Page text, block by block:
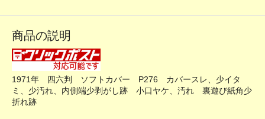
商品の説明
1971年 四六判 ソフトカバー P276 カバースレ、少イタ
ミ、少汚れ、内側端少剥がし跡 小口ヤケ、汚れ 裏遊び紙角少
折れ跡